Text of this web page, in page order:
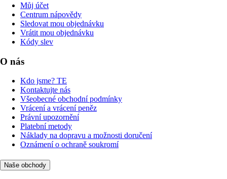
Můj účet
Centrum nápovědy
Sledovat mou objednávku
Vrátit mou objednávku
Kódy slev
O nás
Kdo jsme? TE
Kontaktujte nás
Všeobecné obchodní podmínky
Vrácení a vrácení peněz
Právní upozornění
Platební metody
Náklady na dopravu a možnosti doručení
Oznámení o ochraně soukromí
Naše obchody